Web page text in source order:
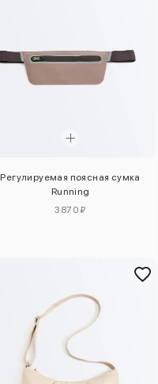
Регулируемая поясная сумка
Running
3870 ₽